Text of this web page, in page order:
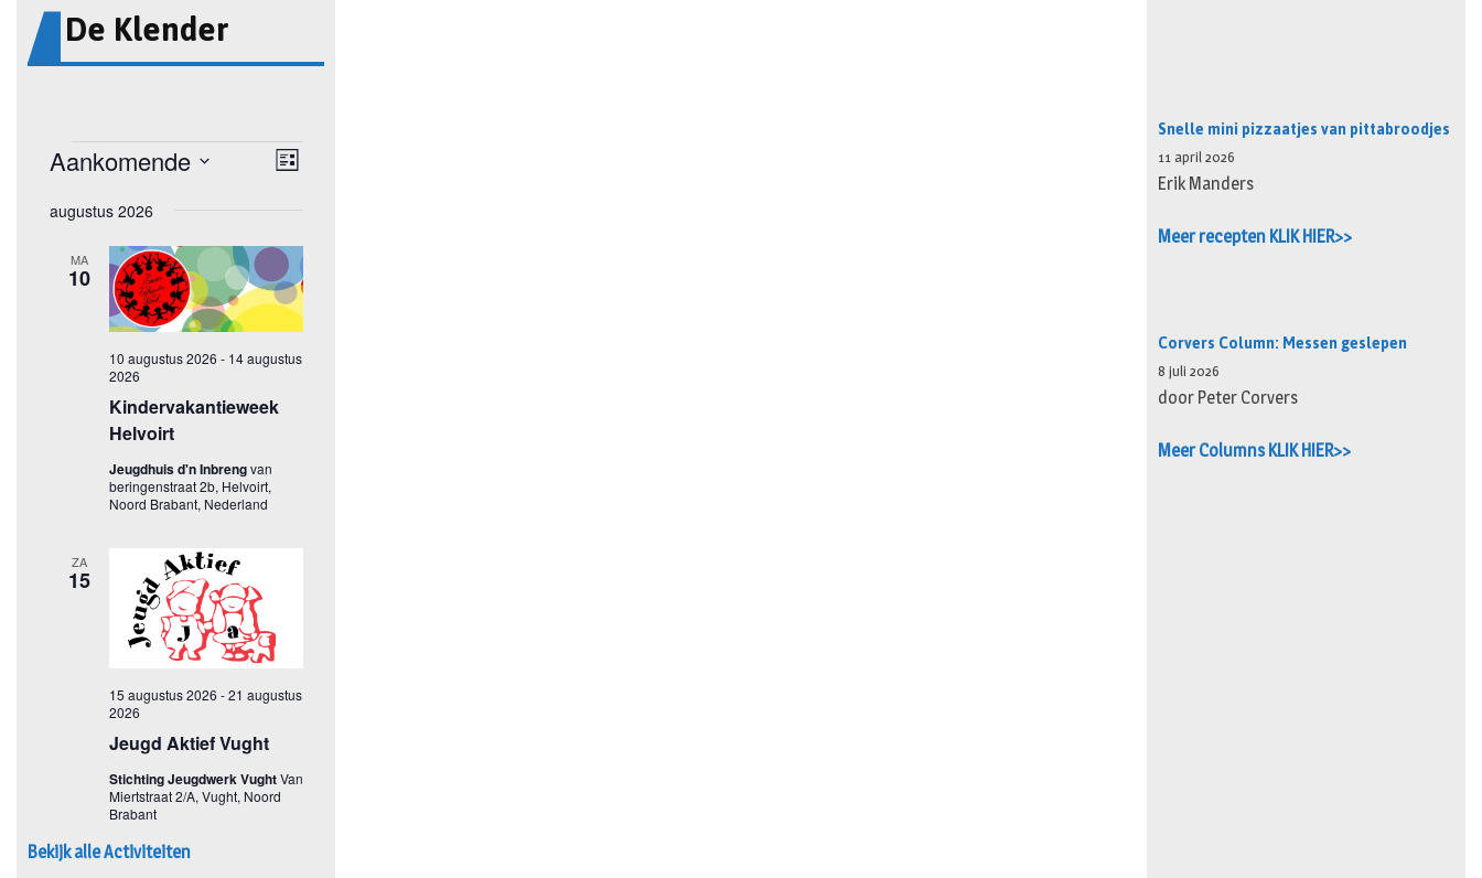
De Klender
Bekijk alle Activiteiten
Snelle mini pizzaatjes van pittabroodjes
11 april 2026
Erik Manders
Meer recepten KLIK HIER>>
Corvers Column: Messen geslepen
8 juli 2026
door Peter Corvers
Meer Columns KLIK HIER>>